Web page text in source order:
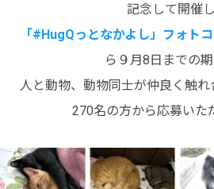
記念して開催
「#HugQっとなかよし」フォト
ら９月8日までの期
人と動物、動物同士が仲良く触
270名の方から応募いた